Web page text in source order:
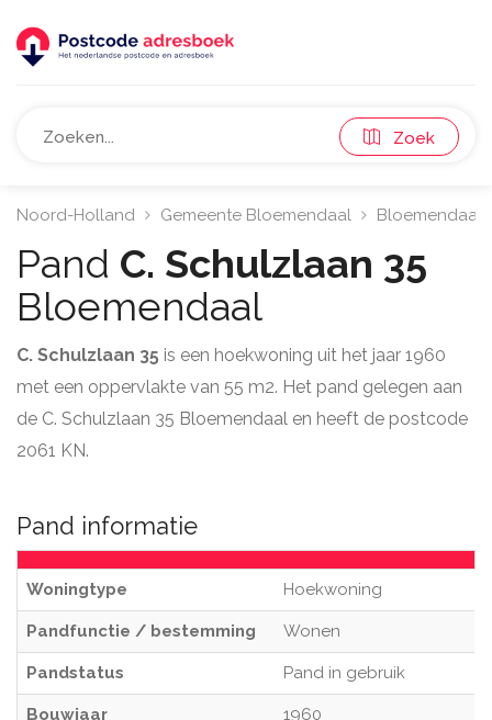
Zoek
Noord-Holland Gemeente Bloemendaal Bloemendaal
Pand C. Schulzlaan 35
Bloemendaal
C. Schulzlaan 35 is een hoekwoning uit het jaar 1960
met een oppervlakte van 55 m2. Het pand gelegen aan
de C. Schulzlaan 35 Bloemendaal en heeft de postcode
2061 KN.
Pand informatie
Woningtype Hoekwoning
Pandfunctie / bestemming Wonen
Pandstatus Pand in gebruik
Bouwjaar 1960